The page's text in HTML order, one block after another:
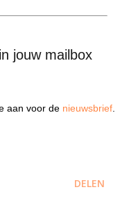
jouw mailbox
aan voor de nieuwsbrief
DELEN